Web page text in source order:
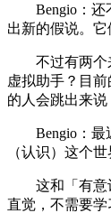
Bengio：还不
出新的假说。它
不过有两个来
虚拟助手？目
的人会跳出来
Bengio：最近
（认识）这个
这和「有意识
直觉，不需要